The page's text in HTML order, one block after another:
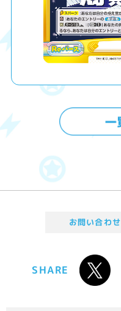
お問い合わせ
SHARE